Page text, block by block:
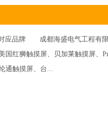
品牌 成都海盛电气工程有限
国红狮触摸屏、贝加莱触摸屏、
通触摸屏、台...